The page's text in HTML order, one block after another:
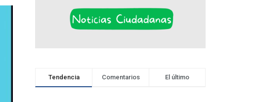
Tendencia Comentarios El último